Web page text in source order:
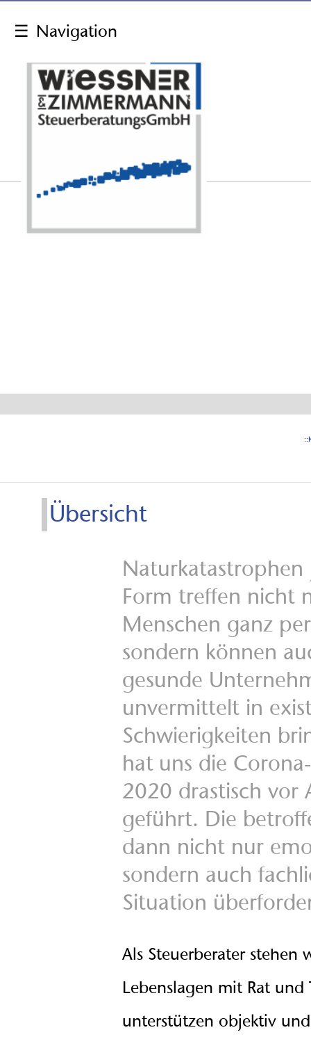
☰ Navigation
::
Übersicht
Naturkatastrophen
Form treffen nicht
Menschen ganz
sondern können
gesunde
unvermittelt in
Schwierigkeiten
hat uns die
2020 drastisch vor
geführt. Die
dann nicht nur
sondern auch
Situation
Als Steuerberater stehen
Lebenslagen mit Rat
unterstützen objektiv